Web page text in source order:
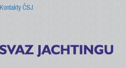
Kontakty ČSJ